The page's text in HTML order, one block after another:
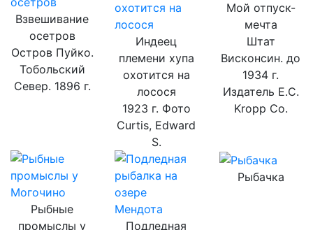
Взвешивание
осетров
Остров Пуйко.
Тобольский
Север. 1896 г.
Индеец
племени хупа
охотится на
лосося
1923 г. Фото
Curtis, Edward
S.
Мой отпуск-
мечта
Штат
Висконсин. до
1934 г.
Издатель E.C.
Kropp Co.
Рыбные
промыслы у
Подледная
Рыбачка